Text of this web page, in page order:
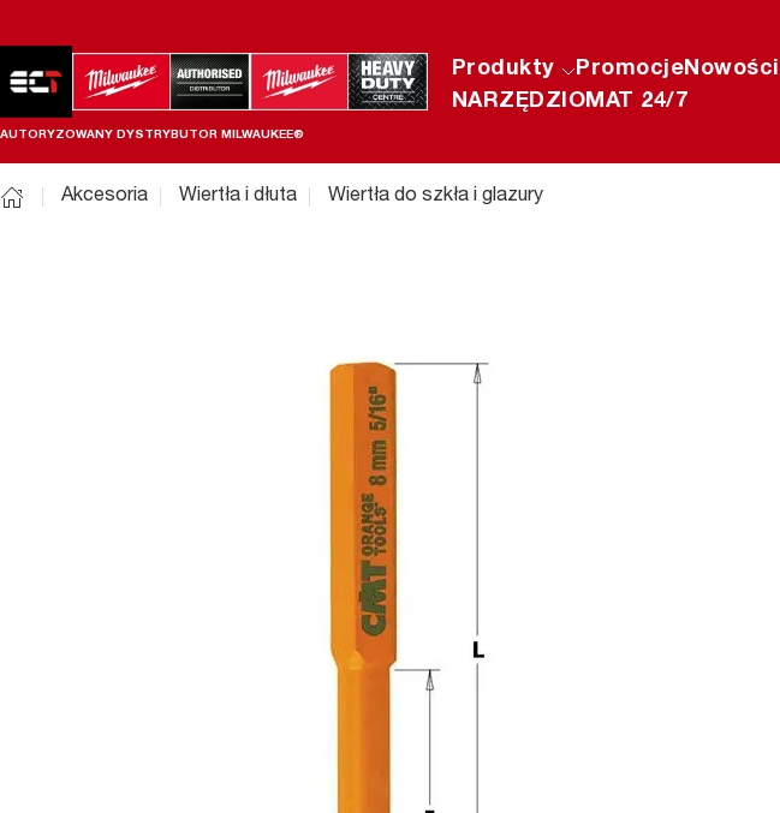
AUTORYZOWANY DYSTRYBUTOR MILWAUKEE®
Produkty PromocjeNowości
NARZĘDZIOMAT 24/7
Akcesoria Wiertła i dłuta Wiertła do szkła i glazury